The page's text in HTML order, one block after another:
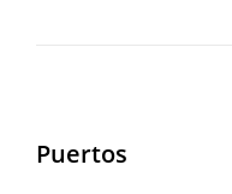
Puertos